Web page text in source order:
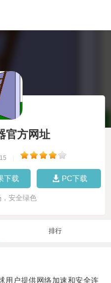
官方网址
下载 PC下载
安全绿色
排行
户提供网络加速和安全连